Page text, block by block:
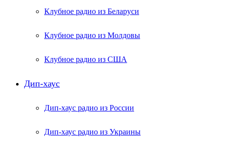
Клубное радио из Беларуси
Клубное радио из Молдовы
Клубное радио из США
Дип-хаус
Дип-хаус радио из России
Дип-хаус радио из Украины